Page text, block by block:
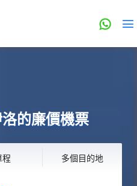
的廉價機票
程 多個目的地